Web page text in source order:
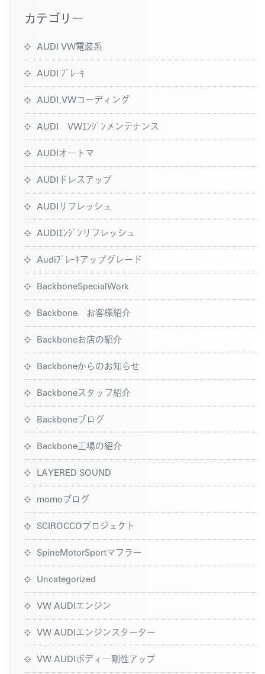
カテゴリー
AUDI VW電装系
AUDI ﾌﾞﾚｰｷ
AUDI,VWコーディング
AUDI VWｴﾝｼﾞﾝメンテナンス
AUDIオートマ
AUDIドレスアップ
AUDIリフレッシュ
AUDIｴﾝｼﾞﾝリフレッシュ
Audiﾌﾞﾚｰｷアップグレード
BackboneSpecialWork
Backbone お客様紹介
Backboneお店の紹介
Backboneからのお知らせ
Backboneスタッフ紹介
Backboneブログ
Backbone工場の紹介
LAYERED SOUND
momoブログ
SCIROCCOプロジェクト
SpineMotorSportマフラー
Uncategorized
VW AUDIエンジン
VW AUDIエンジンスターター
VW AUDIボディー剛性アップ